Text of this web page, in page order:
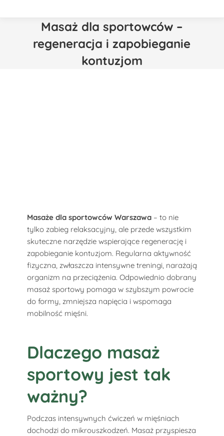
Masaż dla sportowców –
regeneracja i zapobieganie
kontuzjom
Masaże dla sportowców Warszawa– to nie
tylko zabieg relaksacyjny, ale przede wszystkim
skuteczne narzędzie wspierające regenerację i
zapobieganie kontuzjom. Regularna aktywność
fizyczna, zwłaszcza intensywne treningi, narażają
organizm na przeciążenia. Odpowiednio dobrany
masaż sportowy pomaga w szybszym powrocie
do formy, zmniejsza napięcia i wspomaga
mobilność mięśni.
Dlaczego masaż
sportowy jest tak
ważny?
Podczas intensywnych ćwiczeń w mięśniach
dochodzi do mikrouszkodzeń. Masaż przyspiesza